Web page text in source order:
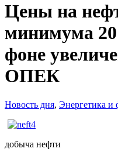
Цены на
минимума
фоне
ОПЕК
Новость дня, Энергетика
добыча нефти